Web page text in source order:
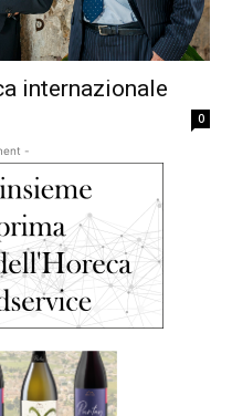
internazionale
0
-